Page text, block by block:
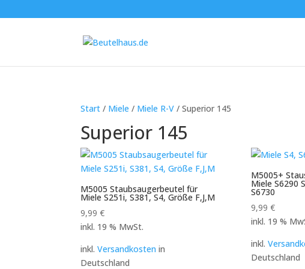
Start / Miele / Miele R-V / Superior 145
Superior 145
M5005 Staubsaugerbeutel für
Miele S251i, S381, S4, Größe F,J,M
9,99€
inkl. 19 % MwSt.
inkl.Versandkosten in
Deutschland
M5005+
Miele S6290
S6730
9,99 €
inkl. 19 %
inkl.
Deutschland